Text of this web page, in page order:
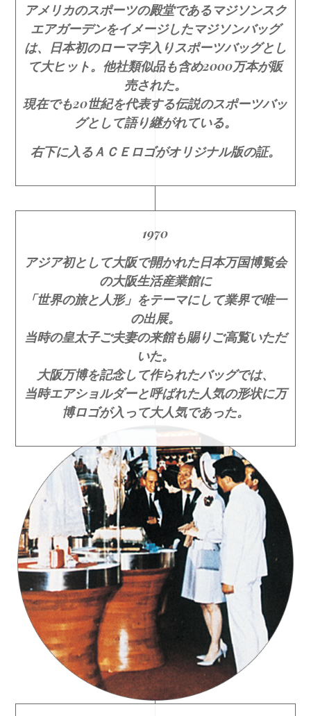
アメリカのスポーツの殿堂であるマジソンスク
エアガーデンをイメージしたマジソンバッグ
は、日本初のローマ字入りスポーツバッグとし
て大ヒット。他社類似品も含め2000万本が販
売された。
現在でも20世紀を代表する伝説のスポーツバッ
グとして語り継がれている。
右下に入るＡＣＥロゴがオリジナル版の証。
1970
アジア初として大阪で開かれた日本万国博覧会
の大阪生活産業館に
「世界の旅と人形」をテーマにして業界で唯一
の出展。
当時の皇太子ご夫妻の来館も賜りご高覧いただ
いた。
大阪万博を記念して作られたバッグでは、
当時エアショルダーと呼ばれた人気の形状に万
博ロゴが入って大人気であった。